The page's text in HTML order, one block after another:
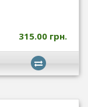
315.00 грн.